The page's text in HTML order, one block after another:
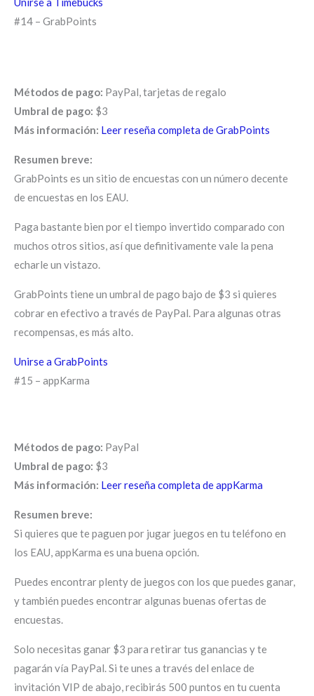
#14 – GrabPoints
Métodos de pago: PayPal, tarjetas de regalo
Umbral de pago: $3
Más información: Leer reseña completa de GrabPoints
Resumen breve:
GrabPoints es un sitio de encuestas con un número decente
de encuestas en los EAU.
Paga bastante bien por el tiempo invertido comparado con
muchos otros sitios, así que definitivamente vale la pena
echarle un vistazo.
GrabPoints tiene un umbral de pago bajo de $3 si quieres
cobrar en efectivo a través de PayPal. Para algunas otras
recompensas, es más alto.
Unirse a GrabPoints
#15 – appKarma
Métodos de pago: PayPal
Umbral de pago: $3
Más información: Leer reseña completa de appKarma
Resumen breve:
Si quieres que te paguen por jugar juegos en tu teléfono en
los EAU, appKarma es una buena opción.
Puedes encontrar plenty de juegos con los que puedes ganar,
y también puedes encontrar algunas buenas ofertas de
encuestas.
Solo necesitas ganar $3 para retirar tus ganancias y te
pagarán vía PayPal. Si te unes a través del enlace de
invitación VIP de abajo, recibirás 500 puntos en tu cuenta